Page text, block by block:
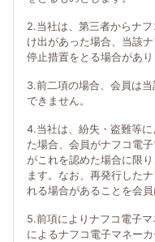
2.当社は、第三者からナ
け出があった場合、当該
停止措置をとる場合があり
3.前二項の場合、会員は
できません。
4.当社は、紛失・盗難等
た場合、会員がナフコ電
がこれを認めた場合に限
ます。なお、再発行した
れる場合があることを会
5.前項によりナフコ電子
によるナフコ電子マネー